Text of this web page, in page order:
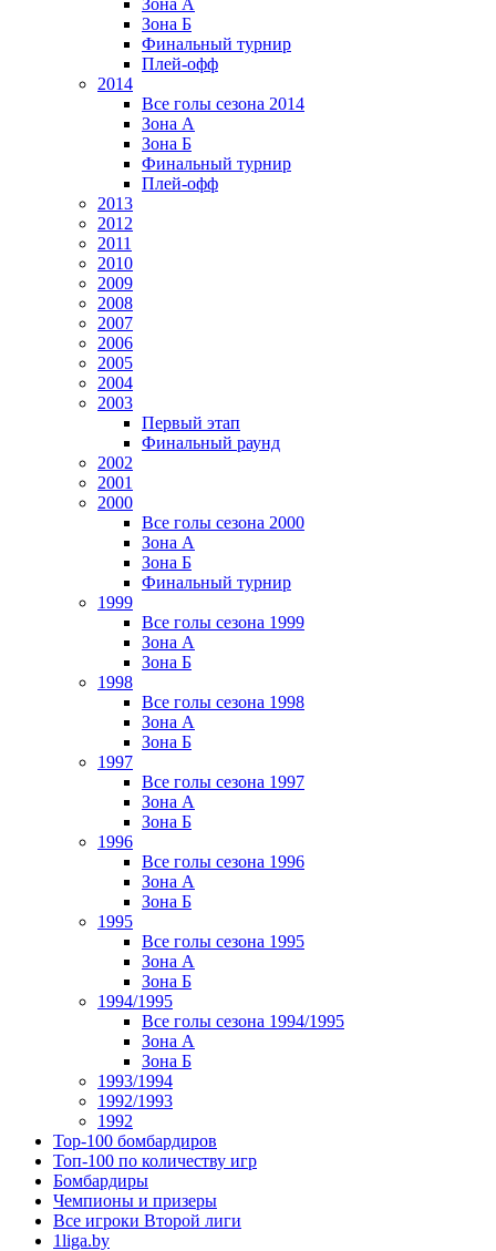
Зона А
Зона Б
Финальный турнир
Плей-офф
2014
Все голы сезона 2014
Зона А
Зона Б
Финальный турнир
Плей-офф
2013
2012
2011
2010
2009
2008
2007
2006
2005
2004
2003
Первый этап
Финальный раунд
2002
2001
2000
Все голы сезона 2000
Зона А
Зона Б
Финальный турнир
1999
Все голы сезона 1999
Зона А
Зона Б
1998
Все голы сезона 1998
Зона А
Зона Б
1997
Все голы сезона 1997
Зона А
Зона Б
1996
Все голы сезона 1996
Зона А
Зона Б
1995
Все голы сезона 1995
Зона А
Зона Б
1994/1995
Все голы сезона 1994/1995
Зона А
Зона Б
1993/1994
1992/1993
1992
Top-100 бомбардиров
Топ-100 по количеству игр
Бомбардиры
Чемпионы и призеры
Все игроки Второй лиги
1liga.by